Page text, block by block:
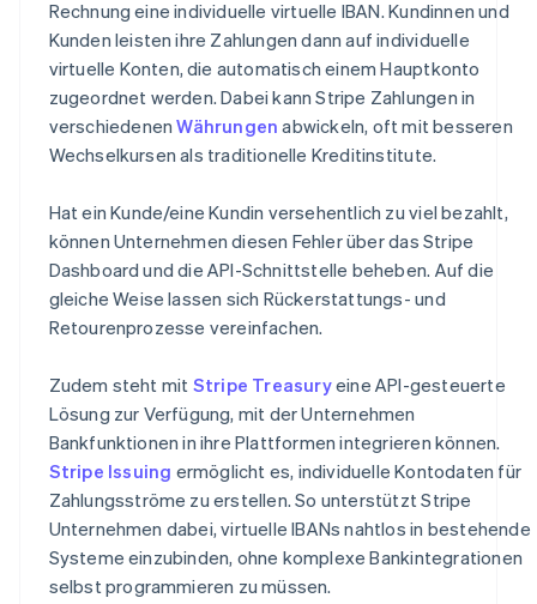
Rechnung eine individuelle virtuelle IBAN. Kundinnen und
Kunden leisten ihre Zahlungen dann auf individuelle
virtuelle Konten, die automatisch einem Hauptkonto
zugeordnet werden. Dabei kann Stripe Zahlungen in
verschiedenenWährungen abwickeln, oft mit besseren
Wechselkursen als traditionelle Kreditinstitute.
Hat ein Kunde/eine Kundin versehentlich zu viel bezahlt,
können Unternehmen diesen Fehler über das Stripe
Dashboard und die API-Schnittstelle beheben. Auf die
gleiche Weise lassen sich Rückerstattungs- und
Retourenprozesse vereinfachen.
Zudem steht mit Stripe Treasuryeine API-gesteuerte
Lösung zur Verfügung, mit der Unternehmen
Bankfunktionen in ihre Plattformen integrieren können.
Stripe Issuing ermöglicht es, individuelle Kontodaten für
Zahlungsströme zu erstellen. So unterstützt Stripe
Unternehmen dabei, virtuelle IBANs nahtlos in bestehende
Systeme einzubinden, ohne komplexe Bankintegrationen
selbst programmieren zu müssen.